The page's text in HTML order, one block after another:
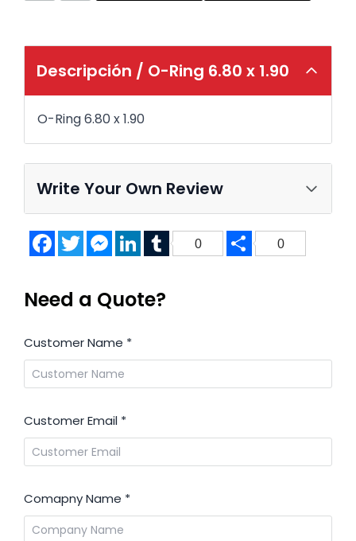
Descripción / O-Ring 6.80 x 1.90
O-Ring 6.80 x 1.90
Write Your Own Review
FacebookTwitterMessenger
LinkedInTumblr
0 Share
0
Need a Quote?
Customer Name *
Customer Email *
Comapny Name *